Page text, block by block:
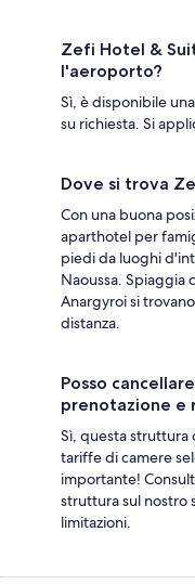
Zefi Hotel &
l'aeroporto?
Sì, è disponibile
su richiesta. Si
Dove si trova
Con una buona
aparthotel per
piedi da luoghi
Naoussa. Spiaggia
Anargyroi si
distanza.
Posso
prenotazione e
Sì, questa struttura
tariffe di camere
importante!
struttura sul nostro
limitazioni.